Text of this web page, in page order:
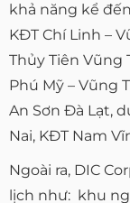
khả năng kể
KĐT Chí Linh –
Thủy Tiên Vũng
Phú Mỹ – Vũng
An Sơn Đà Lạt,
Nai, KĐT Nam
Ngoài ra, DIC
lịch như: khu